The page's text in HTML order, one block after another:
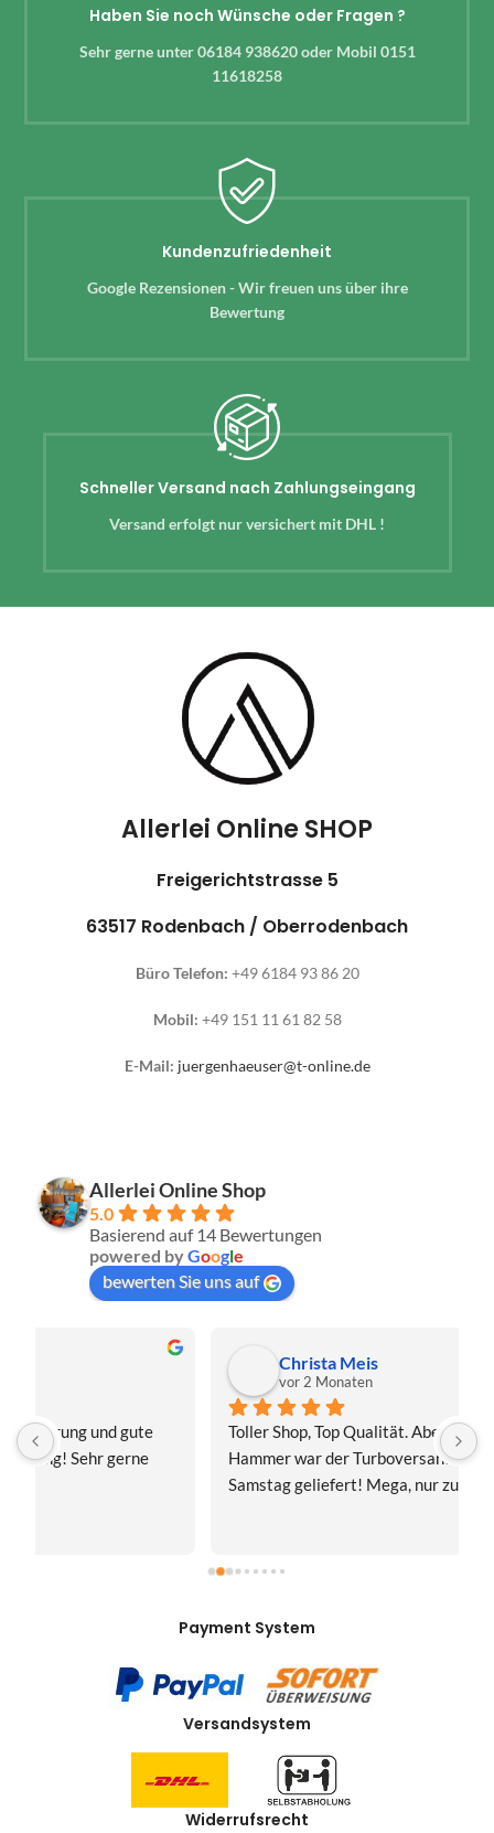
Haben Sie noch Wünsche oder Fragen ?
Sehr gerne unter 06184 938620 oder Mobil 0151
11618258
Kundenzufriedenheit
Google Rezensionen - Wir freuen uns über ihre
Bewertung
Schneller Versand nach Zahlungseingang
Versand erfolgt nur versichert mit DHL !
Allerlei Online SHOP
Freigerichtstrasse 5
63517 Rodenbach / Oberrodenbach
Büro Telefon: +49 6184 93 86 20
Mobil: +49 151 11 61 82 58
E-Mail: juergenhaeuser@t-online.de
Allerlei Online Shop
5.0
Basierend auf 14 Bewertungen
powered byGoogle
bewerten Sie uns auf
Christa Meis
Toller Shop, Top Qualität. Aber der absolute
Hammer war der Turboversand!!! Freitag bestellt,
Samstag geliefert! Mega, nur zu empfehlen👍
Payment System
Versandsystem
Widerrufsrecht